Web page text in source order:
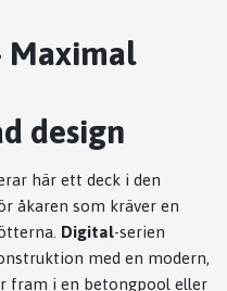
Maximal
design
här ett deck i den
åkaren som kräver en
Digital-serien
med en modern,
fram i en betongpool eller